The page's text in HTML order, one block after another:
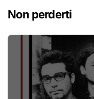
Non perderti